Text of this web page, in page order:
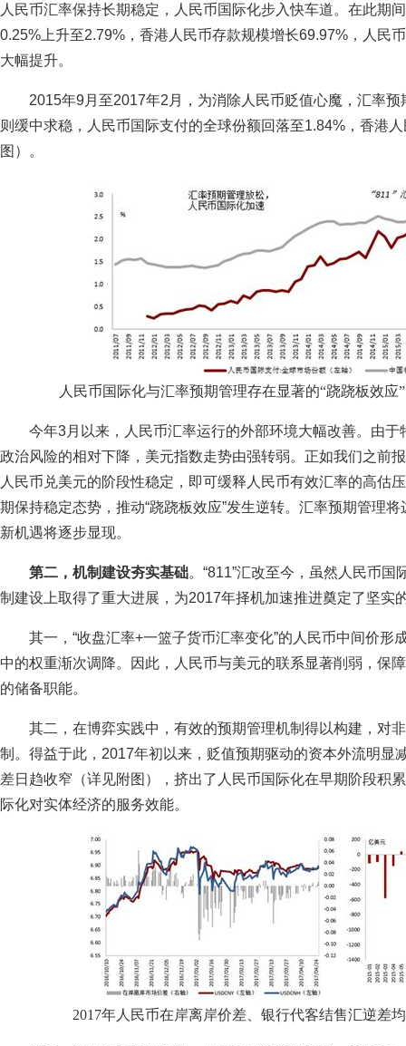
人民币汇率保持长期稳定，人民币国际化步入快车道。在此期
0.25%上升至2.79%，香港人民币存款规模增长69.97%，人民
大幅提升。
2015年9月至2017年2月，为消除人民币贬值心魔，汇率
则缓中求稳，人民币国际支付的全球份额回落至1.84%，香港
图）。
人民币国际化与汇率预期管理存在显著的“跷跷板效应
今年3月以来，人民币汇率运行的外部环境大幅改善。由
政治风险的相对下降，美元指数走势由强转弱。正如我们之前
人民币兑美元的阶段性稳定，即可缓释人民币有效汇率的高估
期保持稳定态势，推动“跷跷板效应”发生逆转。汇率预期管理
新机遇将逐步显现。
第二，机制建设夯实基础。“811”汇改至今，虽然人民币
制建设上取得了重大进展，为2017年择机加速推进奠定了坚实
其一，“收盘汇率+一篮子货币汇率变化”的人民币中间价形
中的权重渐次调降。因此，人民币与美元的联系显著削弱，保
的储备职能。
其二，在博弈实践中，有效的预期管理机制得以构建，对
制。得益于此，2017年初以来，贬值预期驱动的资本外流明显
差日趋收窄（详见附图），挤出了人民币国际化在早期阶段积
际化对实体经济的服务效能。
2017年人民币在岸离岸价差、银行代客结售汇逆差